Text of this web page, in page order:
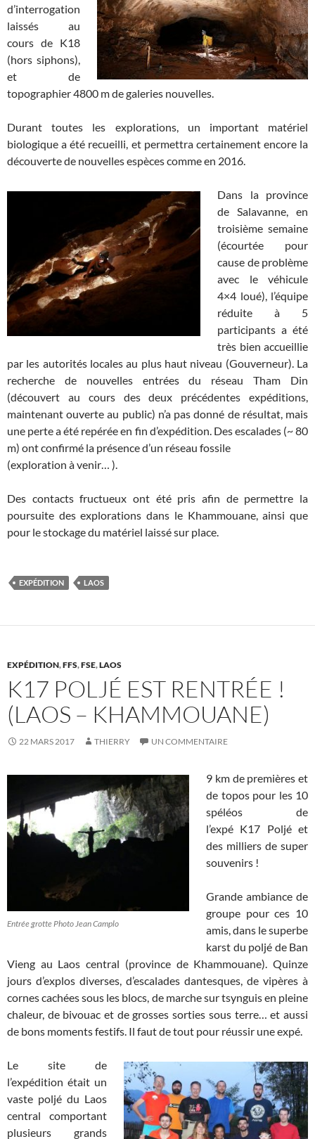
d’interrogation
laissés au
cours de K18
(hors siphons),
et de
topographier 4800 m de galeries nouvelles.
Durant toutes les explorations, un important matériel
biologique a été recueilli, et permettra certainement encore la
découverte de nouvelles espèces comme en 2016.
Dans la province
de Salavanne, en
troisième semaine
(écourtée pour
cause de problème
avec le véhicule
4×4 loué), l’équipe
réduite à 5
participants a été
très bien accueillie
par les autorités locales au plus haut niveau (Gouverneur). La
recherche de nouvelles entrées du réseau Tham Din
(découvert au cours des deux précédentes expéditions,
maintenant ouverte au public) n’a pas donné de résultat, mais
une perte a été repérée en fin d’expédition. Des escalades (~ 80
m) ont confirmé la présence d’un réseau fossile
(exploration à venir… ).
Des contacts fructueux ont été pris afin de permettre la
poursuite des explorations dans le Khammouane, ainsi que
pour le stockage du matériel laissé sur place.
EXPÉDITION LAOS
EXPÉDITION,FFS,FSE,LAOS
K17 POLJÉ EST RENTRÉE !
(LAOS – KHAMMOUANE)
22 MARS 2017 THIERRY UN COMMENTAIRE
Entrée grotte Photo Jean Camplo
9 km de premières et
de topos pour les 10
spéléos de
l’expé K17 Poljé et
des milliers de super
souvenirs !
Grande ambiance de
groupe pour ces 10
amis, dans le superbe
karst du poljé de Ban
Vieng au Laos central (province de Khammouane). Quinze
jours d’explos diverses, d’escalades dantesques, de vipères à
cornes cachées sous les blocs, de marche sur tsynguis en pleine
chaleur, de bivouac et de grosses sorties sous terre… et aussi
de bons moments festifs. Il faut de tout pour réussir une expé.
Le site de
l’expédition était un
vaste poljé du Laos
central comportant
plusieurs grands